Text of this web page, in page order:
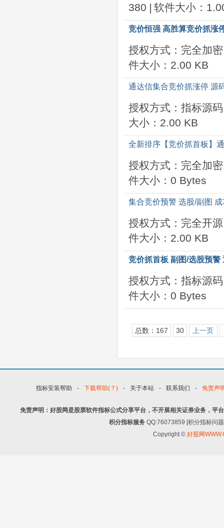
380 | 软件大小：
竞价恒强 高胜算竞价抓涨
授权方式：完全加密
件大小：2.00 KB
通达信集合竞价抓涨停 源
授权方式：指标源码
大小：2.00 KB
全新排序【竞价抓首板】
授权方式：完全加密
件大小：0 Bytes
集合竞价预警 选股/副图
授权方式：完全开源
件大小：2.00 KB
竞价抓首板 副图/选股预
授权方式：指标源码
件大小：0 Bytes
总数：167 30 上一页
指标安装帮助 - 下载帮助(？) - 关于本站 - 联系我们 - 免责声
免责声明：好股网是股票软件指标公式分享平台，不开展相关证券业务，平
积分指标服务 QQ:76073859 [积分指标问
Copyright © 好股网